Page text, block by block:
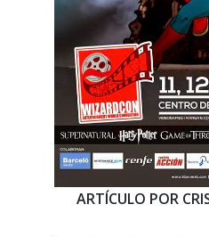
ARTÍCULO POR